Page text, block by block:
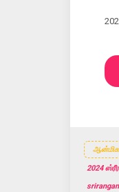
2024